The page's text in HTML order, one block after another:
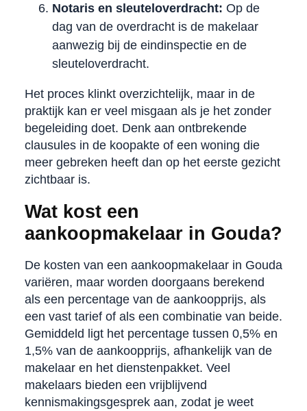
Notaris en sleuteloverdracht: Op de
dag van de overdracht is de makelaar
aanwezig bij de eindinspectie en de
sleuteloverdracht.
Het proces klinkt overzichtelijk, maar in de
praktijk kan er veel misgaan als je het zonder
begeleiding doet. Denk aan ontbrekende
clausules in de koopakte of een woning die
meer gebreken heeft dan op het eerste gezicht
zichtbaar is.
Wat kost een
aankoopmakelaar in Gouda?
De kosten van een aankoopmakelaar in Gouda
variëren, maar worden doorgaans berekend
als een percentage van de aankoopprijs, als
een vast tarief of als een combinatie van beide.
Gemiddeld ligt het percentage tussen 0,5% en
1,5% van de aankoopprijs, afhankelijk van de
makelaar en het dienstenpakket. Veel
makelaars bieden een vrijblijvend
kennismakingsgesprek aan, zodat je weet